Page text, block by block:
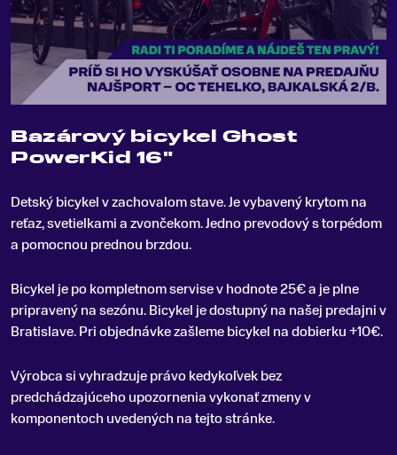
Bazárový bicykel Ghost
PowerKid 16"
Detský bicykel v zachovalom stave.Je vybavený krytom na
reťaz, svetielkami a zvončekom. Jedno prevodový s torpédom
a pomocnou prednou brzdou.
Bicykel je po kompletnom servise v hodnote 25€ a je plne
pripravený na sezónu. Bicykel je dostupný na našej predajni v
Bratislave. Pri objednávke zašleme bicykel na dobierku +10€.
Výrobca si vyhradzuje právo kedykoľvek bez
predchádzajúceho upozornenia vykonať zmeny v
komponentoch uvedených na tejto stránke.